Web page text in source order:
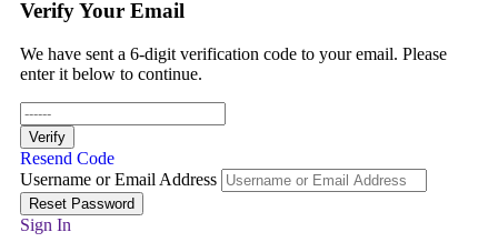
Verify Your Email
We have sent a 6-digit verification code to your email. Please
enter it below to continue.
Verify
Resend Code
Username or Email Address
Reset Password
Sign In